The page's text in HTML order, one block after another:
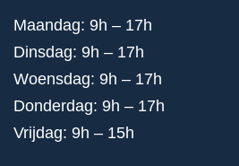
Maandag: 9h – 17h
Dinsdag: 9h – 17h
Woensdag: 9h – 17h
Donderdag: 9h – 17h
Vrijdag: 9h – 15h